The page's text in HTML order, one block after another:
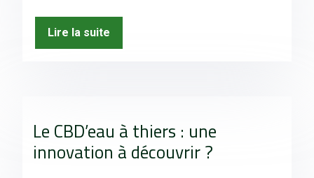
Lire la suite
Le CBD’eau à thiers : une
innovation à découvrir ?